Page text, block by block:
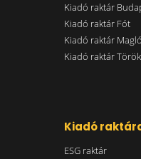
Kiadó raktár
Kiadó raktár Fót
Kiadó raktár
Kiadó raktár
Kiadó
ESG raktár